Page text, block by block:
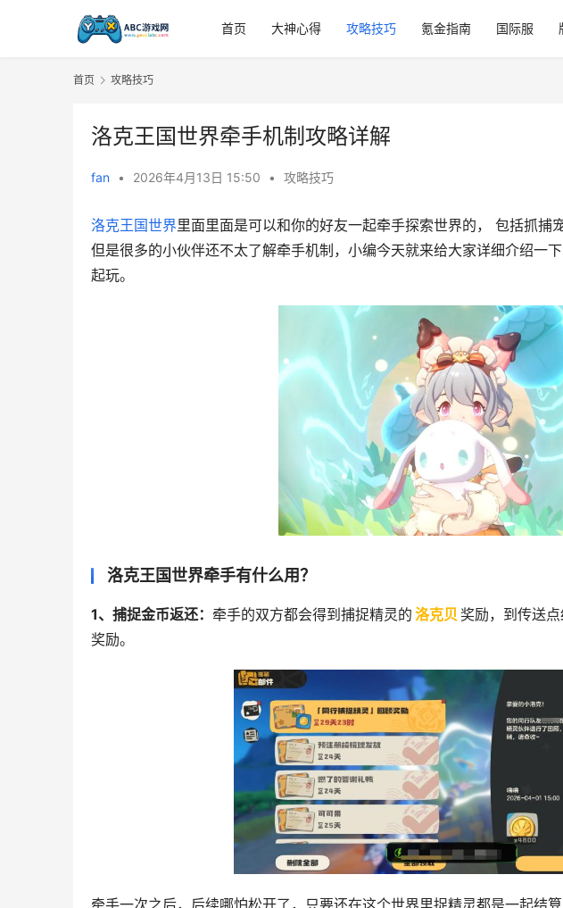
首页 大神心得 攻略技巧 氪金指南 国际服
首页 攻略技巧
洛克王国世界牵手机制攻略详解
fan • 2026年4月13日 15:50 • 攻略技巧
洛克王国世界里面里面是可以和你的好友一起牵手探索世界的， 包括抓捕
但是很多的小伙伴还不太了解牵手机制，小编今天就来给大家详细介绍一
起玩。
洛克王国世界牵手有什么用？
1、捕捉金币返还： 牵手的双方都会得到捕捉精灵的 洛克贝 奖励，到传送
奖励。